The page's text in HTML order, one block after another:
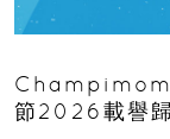
Champimom
節2026載譽